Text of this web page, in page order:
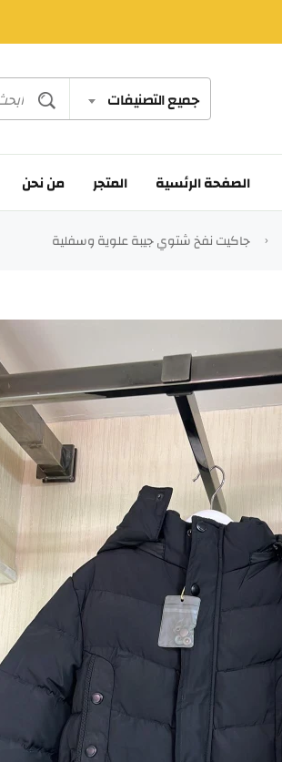
جميع التصنيفات
الصفحة الرئسية المتجر من نحن
جاكيت نفخ شتوي جيبة علوية وسفلية